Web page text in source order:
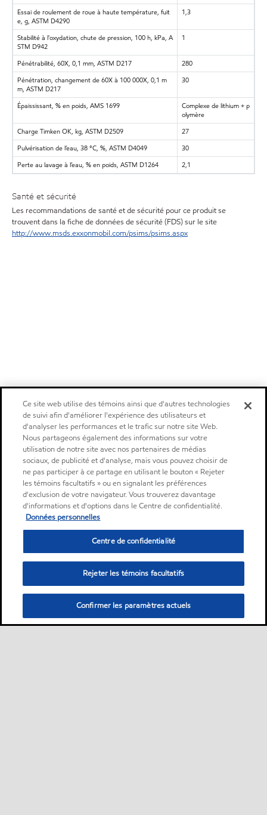
Essai de roulement de roue à haute température, fuit
e, g, ASTM D4290
1,3
Stabilité à l'oxydation, chute de pression, 100 h, kPa, A
STM D942
1
Pénétrabilité, 60X, 0,1 mm, ASTM D217
280
Pénétration, changement de 60X à 100 000X, 0,1 m
m, ASTM D217
30
Épaississant, % en poids, AMS 1699
Complexe de lithium + p
olymère
Charge Timken OK, kg, ASTM D2509
27
Pulvérisation de l’eau, 38 °C, %, ASTM D4049
30
Perte au lavage à l’eau, % en poids, ASTM D1264
2,1
Santé et sécurité
Les recommandations de santé et de sécurité pour ce produit se
trouvent dans la fiche de données de sécurité (FDS) sur le site
http://www.msds.exxonmobil.com/psims/psims.aspx
Ce site web utilise des témoins ainsi que d'autres technologies
de suivi afin d'améliorer l'expérience des utilisateurs et
d'analyser les performances et le trafic sur notre site Web.
Nous partageons également des informations sur votre
utilisation de notre site avec nos partenaires de médias
sociaux, de publicité et d'analyse, mais vous pouvez choisir de
ne pas participer à ce partage en utilisant le bouton « Rejeter
les témoins facultatifs » ou en signalant les préférences
d'exclusion de votre navigateur. Vous trouverez davantage
d'informations et d'options dans le Centre de confidentialité.
Données personnelles
Centre de confidentialité
Rejeter les témoins facultatifs
Confirmer les paramètres actuels